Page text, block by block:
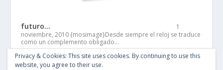
futuro…
1
noviembre, 2010 {mosimage}Desde siempre el reloj se traduce
como un complemento obligado…
Privacy & Cookies: This site uses cookies. By continuing to use this
website, you agree to their use.